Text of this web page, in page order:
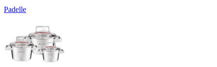
Padelle